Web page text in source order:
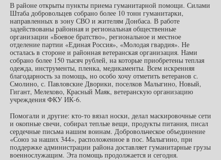
В районе открыты пункты приема гуманитарной помощи. Силами
Штаба добровольцев собрано более 10 тонн гуманитарки,
направленных в зону СВО и жителям Донбаса. В работе
задействованы районная и региональная общественные
организации «Боевое братство», региональное и местное
отделение партии «Единая Россия», «Молодая гвардия». Не
осталась в стороне и районная ветеранская организация. Нами
собрано более 150 тысяч рублей, на которые приобретены теплая
одежда, инструменты, пленка, медикаменты. Всем искренняя
благодарность за помощь, но особо хочу отметить ветеранов с.
Смолино, с. Павловские Дворики, поселков Малыгино, Новый,
Гигант, Мелехово, Красный Маяк, ветеранскую организацию
учреждения ФКУ ИК-6.
Помогали и другие: кто-то вязал носки, делал маскировочные сети
и окопные свечи, собирал теплые вещи, продукты питания, писал
сердечные письма нашим воинам. Добровольческое объединение
«Союз за наших 344», расположенное в пос. Малыгино, при
поддержке администрации района доставляет гуманитарные грузы
военнослужащим. Эта помощь продолжается и сегодня.